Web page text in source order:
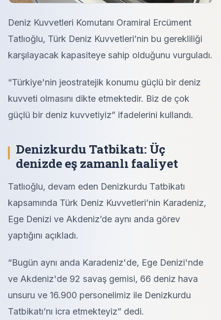
Deniz Kuvvetleri Komutanı Oramiral Ercüment
Tatlıoğlu, Türk Deniz Kuvvetleri’nin bu gerekliliği
karşılayacak kapasiteye sahip olduğunu vurguladı.
“Türkiye'nin jeostratejik konumu güçlü bir deniz
kuvveti olmasını dikte etmektedir. Biz de çok
güçlü bir deniz kuvvetiyiz” ifadelerini kullandı.
Denizkurdu Tatbikatı: Üç
denizde eş zamanlı faaliyet
Tatlıoğlu, devam eden Denizkurdu Tatbikatı
kapsamında Türk Deniz Kuvvetleri’nin Karadeniz,
Ege Denizi ve Akdeniz’de aynı anda görev
yaptığını açıkladı.
“Bugün aynı anda Karadeniz'de, Ege Denizi'nde
ve Akdeniz'de 92 savaş gemisi, 66 deniz hava
unsuru ve 16.900 personelimiz ile Denizkurdu
Tatbikatı’nı icra etmekteyiz” dedi.